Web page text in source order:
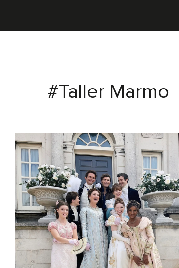
#Taller Marmo